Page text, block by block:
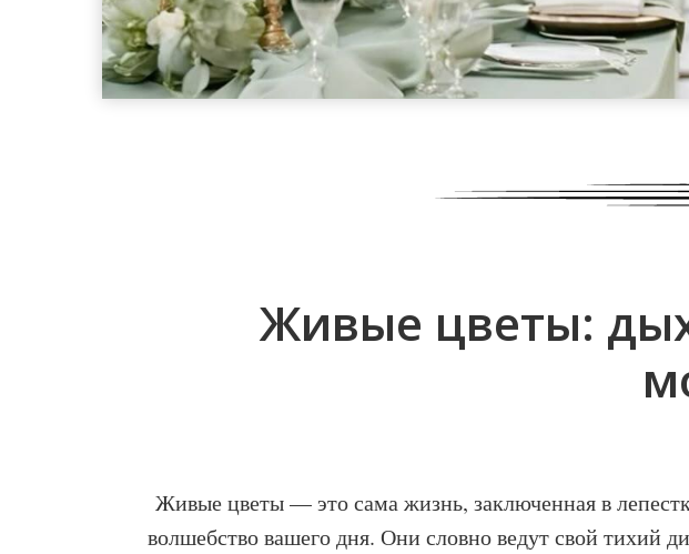
Живые цветы:
Живые цветы — это сама жизнь, заключенная в
волшебство вашего дня. Они словно ведут свой тихий